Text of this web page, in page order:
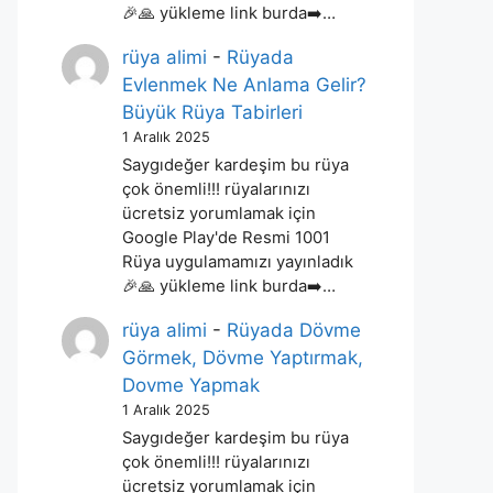
🎉🙏 yükleme link burda➡️…
rüya alimi - Rüyada
Evlenmek Ne Anlama Gelir?
Büyük Rüya Tabirleri
1 Aralık 2025
Saygıdeğer kardeşim bu rüya
çok önemli!!! rüyalarınızı
ücretsiz yorumlamak için
Google Play'de Resmi 1001
Rüya uygulamamızı yayınladık
🎉🙏 yükleme link burda➡️…
rüya alimi - Rüyada Dövme
Görmek, Dövme Yaptırmak,
Dovme Yapmak
1 Aralık 2025
Saygıdeğer kardeşim bu rüya
çok önemli!!! rüyalarınızı
ücretsiz yorumlamak için